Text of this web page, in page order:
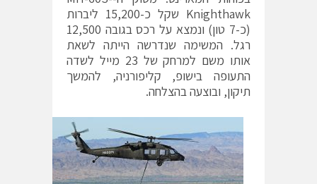
Knighthawk שקל כ-15,200 ליברות
(כ-7 טון) ונמצא על רכס בגובה 12,500
רגל. המשימה שנדרשה הייתה לשאת
אותו משם למרחק של 23 מייל לשדה
התעופה בישופ, קליפורניה, להמשך
תיקון, ובוצעה בהצלחה.